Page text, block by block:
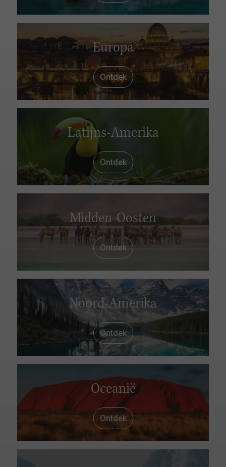
Europa
Ontdek
Latijns-Amerika
Ontdek
Midden-Oosten
Ontdek
Noord-Amerika
Ontdek
Oceanië
Ontdek